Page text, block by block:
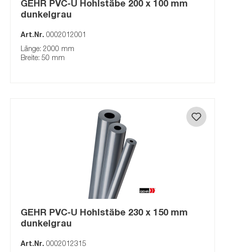
GEHR PVC-U Hohlstäbe 200 x 100 mm
dunkelgrau
Art.Nr. 0002012001
Länge: 2000 mm
Breite: 50 mm
GEHR PVC-U Hohlstäbe 230 x 150 mm
dunkelgrau
Art.Nr. 0002012315